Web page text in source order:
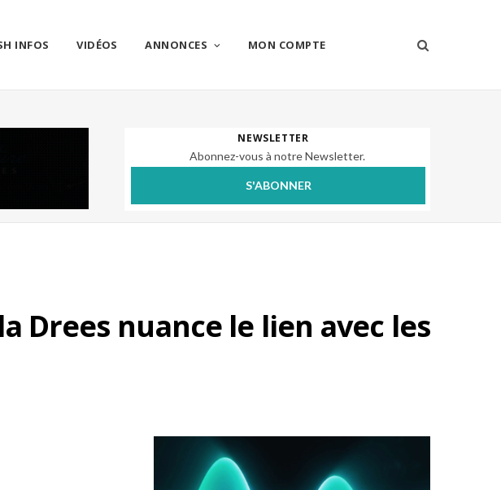
INFOS VIDÉOS ANNONCES MON COMPTE
NEWSLETTER
Abonnez-vous à notre Newsletter.
S'ABONNER
Drees nuance le lien avec les